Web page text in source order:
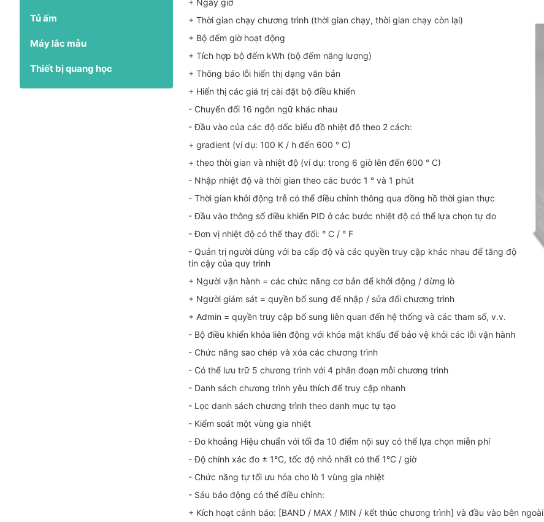
Tủ ấm
Máy lắc mẫu
Thiết bị quang học
+ Thời gian chạy chương trình (thời gian chạy, thời gian chạy còn lại)
+ Bộ đếm giờ hoạt động
+ Tích hợp bộ đếm kWh (bộ đếm năng lượng)
+ Thông báo lỗi hiển thị dạng văn bản
+ Hiển thị các giá trị cài đặt bộ điều khiển
- Chuyển đổi 16 ngôn ngữ khác nhau
- Đầu vào của các độ dốc biểu đồ nhiệt độ theo 2 cách:
+ gradient (ví dụ: 100 K / h đến 600 ° C)
+ theo thời gian và nhiệt độ (ví dụ: trong 6 giờ lên đến 600 ° C)
- Nhập nhiệt độ và thời gian theo các bước 1 ° và 1 phút
- Thời gian khởi động trễ có thể điều chỉnh thông qua đồng hồ thời gian thực
- Đầu vào thông số điều khiển PID ở các bước nhiệt độ có thể lựa chọn tự do
- Đơn vị nhiệt độ có thể thay đổi: ° C / ° F
- Quản trị người dùng với ba cấp độ và các quyền truy cập khác nhau để tăng độ
tin cậy của quy trình
+ Người vận hành = các chức năng cơ bản để khởi động / dừng lò
+ Người giám sát = quyền bổ sung để nhập / sửa đổi chương trình
+ Admin = quyền truy cập bổ sung liên quan đến hệ thống và các tham số, v.v.
- Bộ điều khiển khóa liên động với khóa mật khẩu để bảo vệ khỏi các lỗi vận hành
- Chức năng sao chép và xóa các chương trình
- Có thể lưu trữ 5 chương trình với 4 phân đoạn mỗi chương trình
- Danh sách chương trình yêu thích để truy cập nhanh
- Lọc danh sách chương trình theo danh mục tự tạo
- Kiểm soát một vùng gia nhiệt
- Đo khoảng Hiệu chuẩn với tối đa 10 điểm nội suy có thể lựa chọn miễn phí
- Độ chính xác đo ± 1°C, tốc độ nhỏ nhất có thể 1°C / giờ
- Chức năng tự tối ưu hóa cho lò 1 vùng gia nhiệt
- Sáu báo động có thể điều chỉnh:
+ Kích hoạt cảnh báo: [BAND / MAX / MIN / kết thúc chương trình] và đầu vào bên ngoài